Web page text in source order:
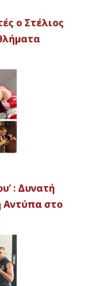
ο Στέλιος
: Δυνατή
Αντύπα στο